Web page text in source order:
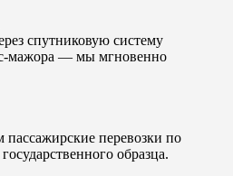
спутниковую систему
мажора — мы мгновенно
перевозки по
образца.